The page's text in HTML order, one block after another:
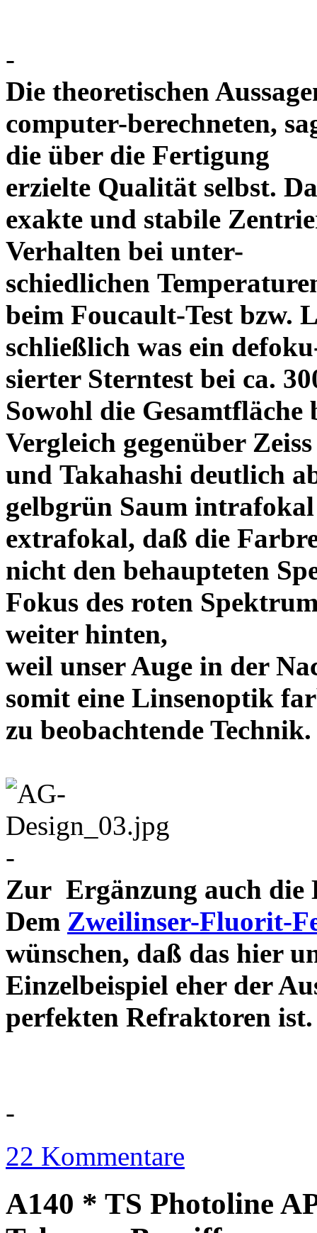
-
Die theoretischen
computer-berechneten,
die über die Fertigung
erzielte Qualität selbst.
exakte und stabile
Verhalten bei unter-
schiedlichen
beim Foucault-Test bzw.
schließlich was ein
sierter Sterntest bei ca.
Sowohl die
Vergleich gegenüber Zeiss
und Takahashi deutlich
gelbgrün Saum
extrafokal, daß die
nicht den behaupteten
Fokus des roten
weiter hinten,
weil unser Auge in der
somit eine Linsenoptik
zu beobachtende
-
Zur Ergänzung auch die
Dem Zweilinser-Fluorit-
wünschen, daß das hier
Einzelbeispiel eher der
perfekten
-
22 Kommentare
A140 * TS Photoline